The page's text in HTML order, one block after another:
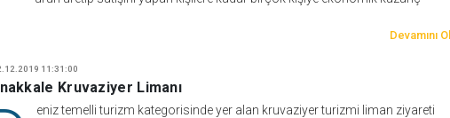
Devamını
11:31:00
Kruvaziyer Limanı
eniz temelli turizm kategorisinde yer alan kruvaziyer turizmi liman ziyareti